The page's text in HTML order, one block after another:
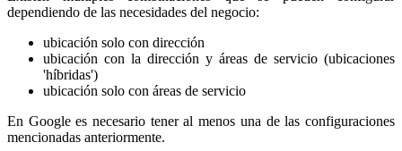
dependiendo de las necesidades del negocio:
ubicación solo con dirección
ubicación con la dirección y áreas de servicio (ubicaciones
'híbridas')
ubicación solo con áreas de servicio
En Google es necesario tener al menos una de las configuraciones
mencionadas anteriormente.